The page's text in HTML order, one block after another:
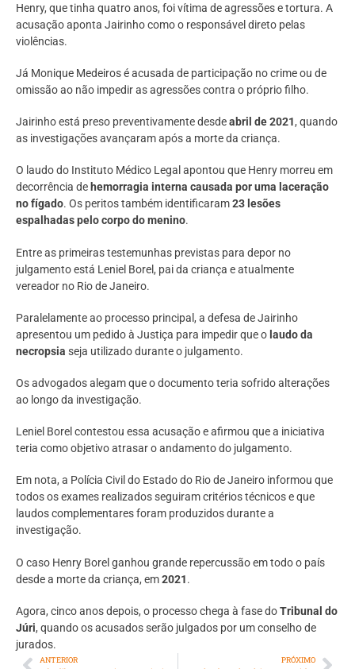
Henry, que tinha quatro anos, foi vítima de agressões e tortura. A
acusação aponta Jairinho como o responsável direto pelas
violências.
Já Monique Medeiros é acusada de participação no crime ou de
omissão ao não impedir as agressões contra o próprio filho.
Jairinho está preso preventivamente desdeabril de 2021, quando
as investigações avançaram após a morte da criança.
O laudo do Instituto Médico Legal apontou que Henry morreu em
decorrência de hemorragia interna causada por uma laceração
no fígado. Os peritos também identificaram23 lesões
espalhadas pelo corpo do menino.
Entre as primeiras testemunhas previstas para depor no
julgamento está Leniel Borel, pai da criança e atualmente
vereador no Rio de Janeiro.
Paralelamente ao processo principal, a defesa de Jairinho
apresentou um pedido à Justiça para impedir que o laudo da
necropsia seja utilizado durante o julgamento.
Os advogados alegam que o documento teria sofrido alterações
ao longo da investigação.
Leniel Borel contestou essa acusação e afirmou que a iniciativa
teria como objetivo atrasar o andamento do julgamento.
Em nota, a Polícia Civil do Estado do Rio de Janeiro informou que
todos os exames realizados seguiram critérios técnicos e que
laudos complementares foram produzidos durante a
investigação.
O caso Henry Borel ganhou grande repercussão em todo o país
desde a morte da criança, em2021.
Agora, cinco anos depois, o processo chega à fase doTribunal do
Júri, quando os acusados serão julgados por um conselho de
jurados.
ANTERIOR PRÓXIMO